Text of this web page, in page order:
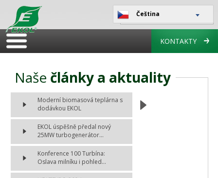
Čeština
KONTAKTY
Naše články a aktuality
Moderní biomasová teplárna s
dodávkou EKOL
EKOL úspěšně předal nový
25MW turbogenerátor...
Konference 100 Turbína:
Oslava milníku i pohled...